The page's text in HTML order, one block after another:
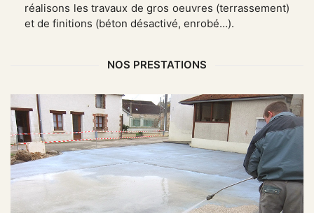
réalisons les travaux de gros oeuvres (terrassement)
et de finitions (béton désactivé, enrobé…).
NOS PRESTATIONS